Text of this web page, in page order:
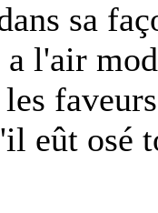
sa
l'air
eût osé